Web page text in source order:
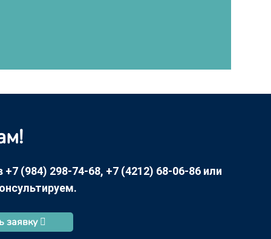
(984) 298-74-68, +7 (4212) 68-06-86 или
заявку